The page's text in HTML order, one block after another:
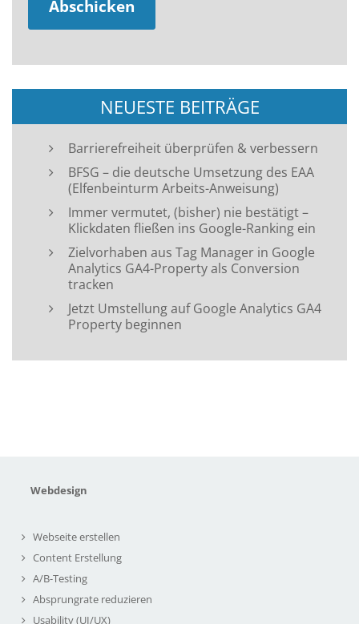
NEUESTE BEITRÄGE
Barrierefreiheit überprüfen & verbessern
BFSG – die deutsche Umsetzung des EAA
(Elfenbeinturm Arbeits-Anweisung)
Immer vermutet, (bisher) nie bestätigt –
Klickdaten fließen ins Google-Ranking ein
Zielvorhaben aus Tag Manager in Google
Analytics GA4-Property als Conversion
tracken
Jetzt Umstellung auf Google Analytics GA4
Property beginnen
Webdesign
Webseite erstellen
Content Erstellung
A/B-Testing
Absprungrate reduzieren
Usability (UI/UX)